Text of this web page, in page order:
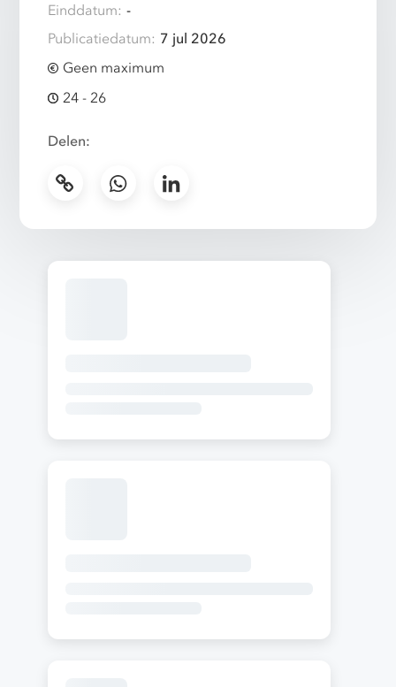
Einddatum: -
Publicatiedatum: 7 jul 2026
Geen maximum
24 - 26
Delen: